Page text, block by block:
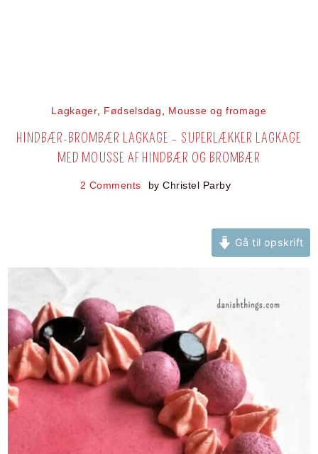
Lagkager, Fødselsdag , Mousse og fromage
HINDBÆR-BROMBÆR LAGKAGE – SUPERLÆKKER LAGKAGE
MED MOUSSE AF HINDBÆR OG BROMBÆR
2 Comments byChristel Parby
Gå til opskrift